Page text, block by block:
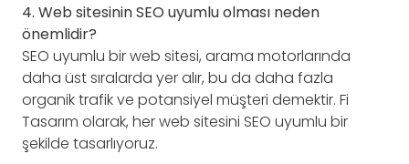
4. Web sitesinin SEO uyumlu olması neden
önemlidir?
SEO uyumlu bir web sitesi, arama motorlarında
daha üst sıralarda yer alır, bu da daha fazla
organik trafik ve potansiyel müşteri demektir. Fi
Tasarım olarak, her web sitesini SEO uyumlu bir
şekilde tasarlıyoruz.